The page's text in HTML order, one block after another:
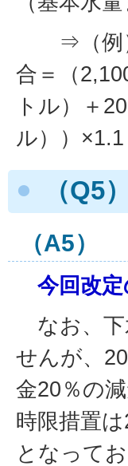
⇒（例）
合＝（
トル）＋
ル））
（Q5
（A5）
今回改
なお、下
せんが、
金20％の
時限措置
となって